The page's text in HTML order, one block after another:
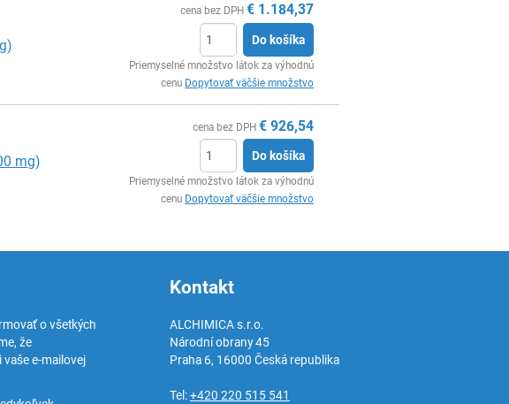
cena bez DPH € 1.184,37
Do košíka
Priemyselné množstvo látok za výhodnú
cenu Dopytovať väčšie množstvo
mg)
cena bez DPH € 926,54
Do košíka
Priemyselné množstvo látok za výhodnú
cenu Dopytovať väčšie množstvo
o všetkých
že
e-mailovej
Kontakt
ALCHIMICA s.r.o.
Národní obrany 45
Praha 6, 16000 Česká republika
Tel:+420 220 515 541